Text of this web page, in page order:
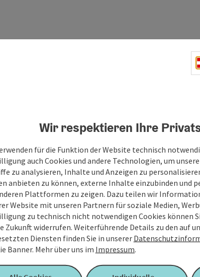
Ihre Nachricht
Felder mit*sind Pflichtfelder
Vorname
Unverbindliche Anfrage*
Wir respektieren Ihre
für die Funktion der Website technisch
auch Cookies und andere Technologien, um
zu analysieren, Inhalte und Anzeigen zu
anbieten zu können, externe Inhalte einzubinden und
Plattformen zu zeigen. Dazu teilen wir
Website mit unseren Partnern für soziale Medien,
zu technisch nicht notwendigen Cookies können
Zukunft widerrufen. Weiterführende Details zu den auf
Diensten finden Sie in unserer
Banner. Mehr über uns im Impressum.